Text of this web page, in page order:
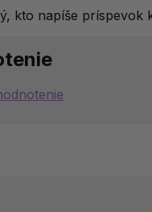
kto napíše príspevok